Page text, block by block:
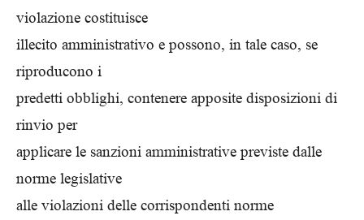
violazione costituisce
illecito amministrativo e possono, in tale caso, se
riproducono i
predetti obblighi, contenere apposite disposizioni di
rinvio per
applicare le sanzioni amministrative previste dalle
norme legislative
alle violazioni delle corrispondenti norme